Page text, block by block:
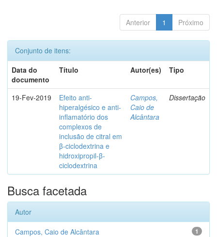
Anterior 1 Próximo
Conjunto de itens:
Data do
documento
Título Autor(es) Tipo
19-Fev-2019
Efeito anti-
hiperalgésico e anti-
inflamatório dos
complexos de
inclusão de citral em
β-ciclodextrina e
hidroxipropil-β-
ciclodextrina
Campos,
Caio de
Alcântara
Dissertação
Busca facetada
Autor
1
Campos, Caio de Alcântara